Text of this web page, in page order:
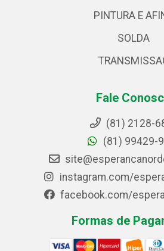
PINTURA E
SOLDA
Fale
(81) 2128-
(81) 99429-
instagram.com/
facebook.com/
Formas de